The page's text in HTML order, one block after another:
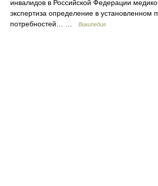
инвалидов в Российской Федерации
экспертиза определение в установленном
потребностей… …
Википедия